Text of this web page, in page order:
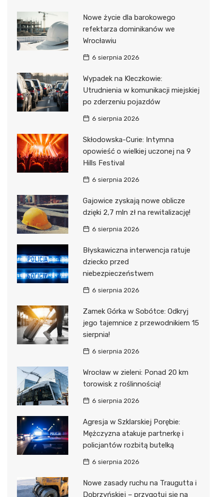
Nowe życie dla barokowego
refektarza dominikanów we
Wrocławiu
6 sierpnia 2026
Wypadek na Kleczkowie:
Utrudnienia w komunikacji miejskiej
po zderzeniu pojazdów
6 sierpnia 2026
Skłodowska-Curie: Intymna
opowieść o wielkiej uczonej na 9
Hills Festival
6 sierpnia 2026
Gajowice zyskają nowe oblicze
dzięki 2,7 mln zł na rewitalizację!
6 sierpnia 2026
Błyskawiczna interwencja ratuje
dziecko przed
niebezpieczeństwem
6 sierpnia 2026
Zamek Górka w Sobótce: Odkryj
jego tajemnice z przewodnikiem 15
sierpnia!
6 sierpnia 2026
Wrocław w zieleni: Ponad 20 km
torowisk z roślinnością!
6 sierpnia 2026
Agresja w Szklarskiej Porębie:
Mężczyzna atakuje partnerkę i
policjantów rozbitą butelką
6 sierpnia 2026
Nowe zasady ruchu na Traugutta i
Dobrzyńskiej – przygotuj się na